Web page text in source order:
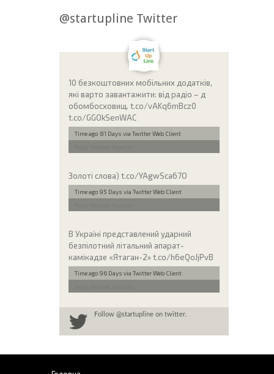
@startupline Twitter
10 безкоштовних мобільних додатків,
які варто завантажити: від радіо – д
обомбосховищ. t.co/vAKq6mBcz0
t.co/GGOkSenWAC
Time ago 81 Days via Twitter Web Client
Золоті слова) t.co/YAgwSca67O
Time ago 95 Days via Twitter Web Client
В Україні представлений ударний
безпілотний літальний апарат-
камікадзе «Ятаган-2» t.co/h6eQoJjPvB
Time ago 96 Days via Twitter Web Client
Follow@startupline on twitter.